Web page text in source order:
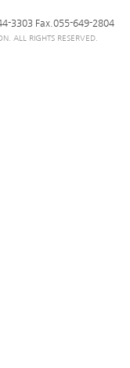
3303 Fax.055-649-2804
ALL RIGHTS RESERVED.